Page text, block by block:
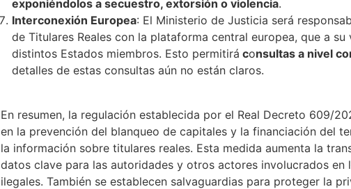
exponiéndolos a secuestro, extorsión o violencia.
Interconexión Europea: El Ministerio de Justicia será
de Titulares Reales con la plataforma central europea, que a
distintos Estados miembros. Esto permitirá consultas a nivel
detalles de estas consultas aún no están claros.
En resumen, la regulación establecida por el Real Decreto 609/
en la prevención del blanqueo de capitales y la financiación del
la información sobre titulares reales. Esta medida aumenta la
datos clave para las autoridades y otros actores involucrados en
ilegales. También se establecen salvaguardias para proteger la